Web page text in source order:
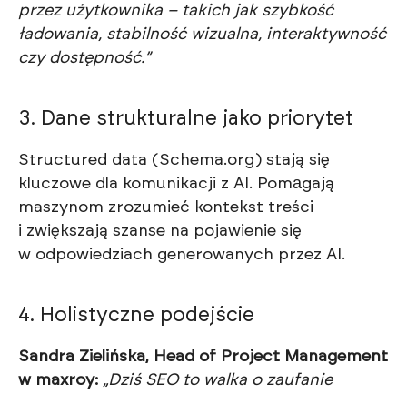
przez użytkownika – takich jak szybkość
ładowania, stabilność wizualna, interaktywność
czy dostępność.”
3. Dane strukturalne jako priorytet
Structured data (Schema.org) stają się
kluczowe dla komunikacji z AI. Pomаgają
maszynom zrozumieć kontekst treści
i zwiększają szanse na pojawienie się
w odpowiedziach generowanych przez AI.
4. Holistyczne podejście
Sandra Zielińska, Head of Project Management
w maxroy: „Dziś SEO to walka o zaufanie